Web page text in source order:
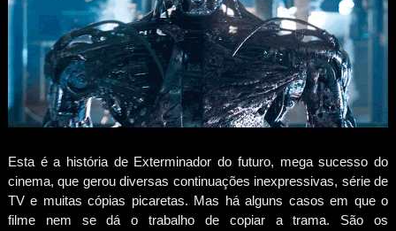
Esta é a história de Exterminador do futuro, mega sucesso do
cinema, que gerou diversas continuações inexpressivas, série de
TV e muitas cópias picaretas. Mas há alguns casos em que o
filme nem se dá o trabalho de copiar a trama. São os